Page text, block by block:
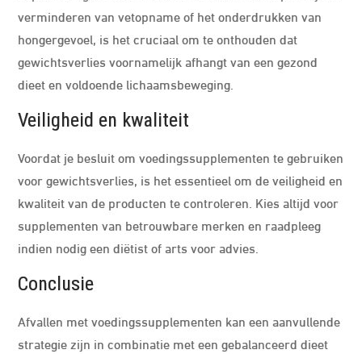
verminderen van vetopname of het onderdrukken van
hongergevoel, is het cruciaal om te onthouden dat
gewichtsverlies voornamelijk afhangt van een gezond
dieet en voldoende lichaamsbeweging.
Veiligheid en kwaliteit
Voordat je besluit om voedingssupplementen te gebruiken
voor gewichtsverlies, is het essentieel om de veiligheid en
kwaliteit van de producten te controleren. Kies altijd voor
supplementen van betrouwbare merken en raadpleeg
indien nodig een diëtist of arts voor advies.
Conclusie
Afvallen met voedingssupplementen kan een aanvullende
strategie zijn in combinatie met een gebalanceerd dieet